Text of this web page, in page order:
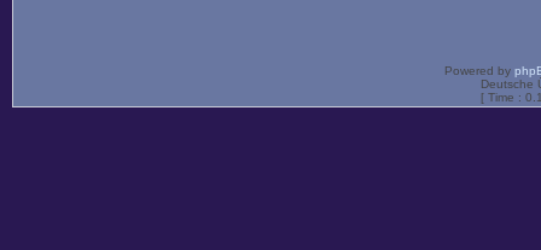
Powered by
Deutsche
[ Time :